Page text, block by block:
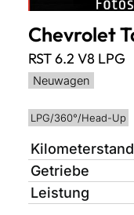
Chevrolet
RST 6.2 V8 LPG
Neuwagen
LPG/360°/Head-Up
Kilometerstand
Getriebe
Leistung